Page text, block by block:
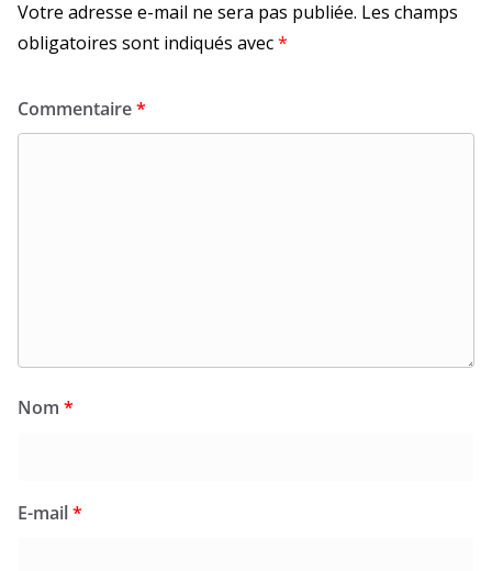
Votre adresse e-mail ne sera pas publiée. Les champs
obligatoires sont indiqués avec*
Commentaire*
Nom *
E-mail*